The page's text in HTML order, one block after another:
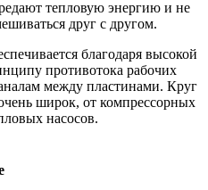
тепловую энергию и не
друг с другом.
благодаря высокой
противотока рабочих
между пластинами. Круг
широк, от компрессорных
насосов.